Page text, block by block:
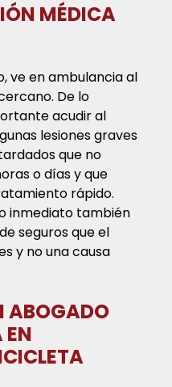
MÉDICA
ve en ambulancia al
De lo
acudir al
lesiones graves
que no
o días y que
rápido.
inmediato también
seguros que el
y no una causa
ABOGADO
EN